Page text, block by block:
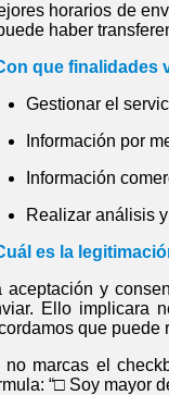
horarios de
haber
que finalidades
Gestionar el
Información por
Información
Realizar análisis
es la
aceptación y
Ello implicara
que puede
no marcas el
“□ Soy mayor